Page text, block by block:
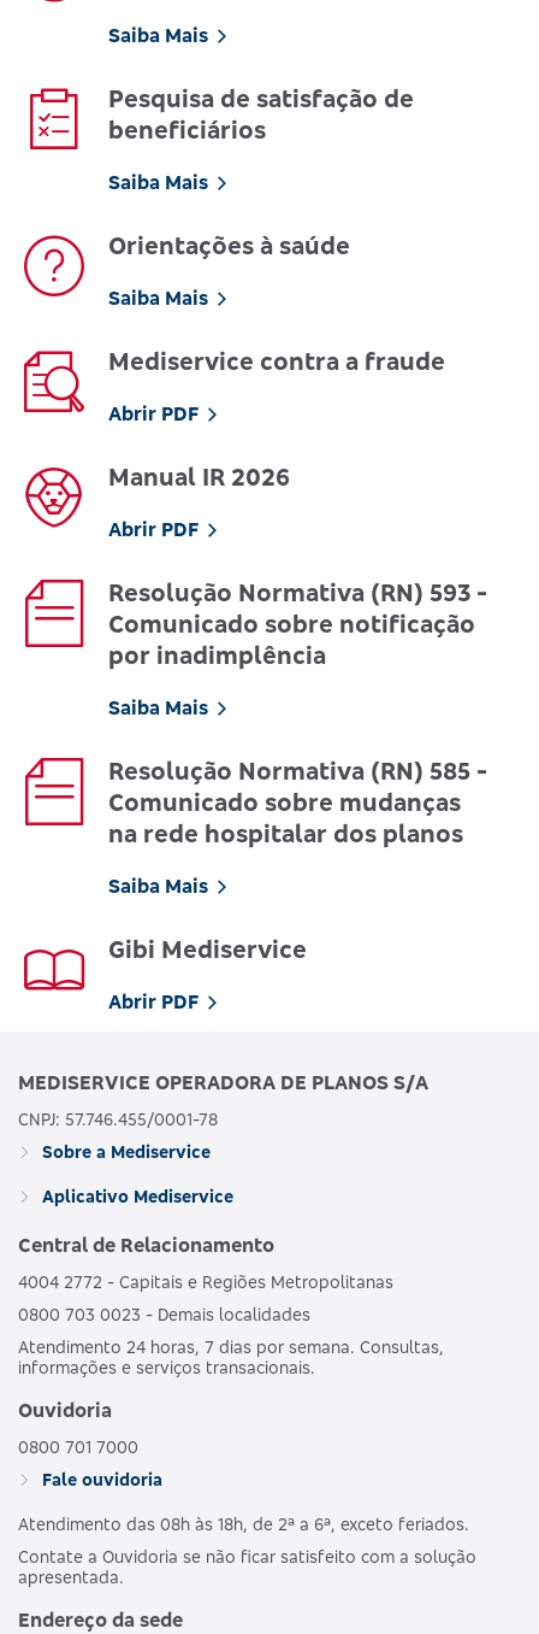
Saiba Mais
Pesquisa de satisfação de
beneficiários
Saiba Mais
Orientações à saúde
Saiba Mais
Mediservice contra a fraude
Abrir PDF
Manual IR 2026
Abrir PDF
Resolução Normativa (RN) 593 -
Comunicado sobre notificação
por inadimplência
Saiba Mais
Resolução Normativa (RN) 585 -
Comunicado sobre mudanças
na rede hospitalar dos planos
Saiba Mais
Gibi Mediservice
Abrir PDF
MEDISERVICE OPERADORA DE PLANOS S/A
CNPJ: 57.746.455/0001-78
Sobre a Mediservice
Aplicativo Mediservice
Central de Relacionamento
4004 2772 - Capitais e Regiões Metropolitanas
0800 703 0023 - Demais localidades
Atendimento 24 horas, 7 dias por semana. Consultas,
informações e serviços transacionais.
Ouvidoria
0800 701 7000
Fale ouvidoria
Atendimento das 08h às 18h, de 2ª a 6ª, exceto feriados.
Contate a Ouvidoria se não ficar satisfeito com a solução
apresentada.
Endereço da sede